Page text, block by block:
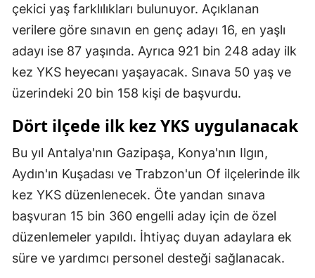
Rize
Sakarya
Samsun
Sivas
Tekirdağ
Tokat
Trabzon
çekici yaş farklılıkları bulunuyor. Açıklanan
verilere göre sınavın en genç adayı 16, en yaşlı
adayı ise 87 yaşında. Ayrıca 921 bin 248 aday ilk
kez YKS heyecanı yaşayacak. Sınava 50 yaş ve
üzerindeki 20 bin 158 kişi de başvurdu.
Dört ilçede ilk kez YKS uygulanacak
Bu yıl Antalya'nın Gazipaşa, Konya'nın Ilgın,
Aydın'ın Kuşadası ve Trabzon'un Of ilçelerinde ilk
kez YKS düzenlenecek. Öte yandan sınava
başvuran 15 bin 360 engelli aday için de özel
düzenlemeler yapıldı. İhtiyaç duyan adaylara ek
süre ve yardımcı personel desteği sağlanacak.